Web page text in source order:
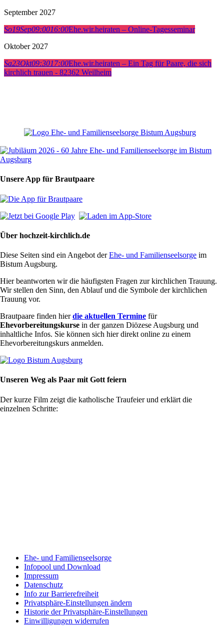
September 2027
So19Sep09:0016:00Ehe.wir.heiraten – Online-Tagesseminar
Oktober 2027
Sa23Okt09:3017:00Ehe.wir.heiraten – Ein Tag für Paare, die sich
kirchlich trauen - 82362 Weilheim
Unsere App für Brautpaare
Über hochzeit-kirchlich.de
Diese Seiten sind ein Angebot derEhe- und Familienseelsorge im
Bistum Augsburg.
Hier beantworten wir die häufigsten Fragen zur kirchlichen Trauung.
Wir stellen den Sinn, den Ablauf und die Symbole der kirchlichen
Trauung vor.
Brautpaare finden hierdie aktuellen Termine für
Ehevorbereitungskurse in der ganzen Diözese Augsburg und
inhaltliche Infos. Sie können sich hier direkt online zu einem
Ehevorbereitungskurs anmelden.
Unseren Weg als Paar mit Gott feiern
Der kurze Film zeigt die katholische Traufeier und erklärt die
einzelnen Schritte:
Ehe- und Familienseelsorge
Infopool und Download
Impressum
Datenschutz
Info zur Barrierefreiheit
Privatsphäre-Einstellungen ändern
Historie der Privatsphäre-Einstellungen
Einwilligungen widerrufen